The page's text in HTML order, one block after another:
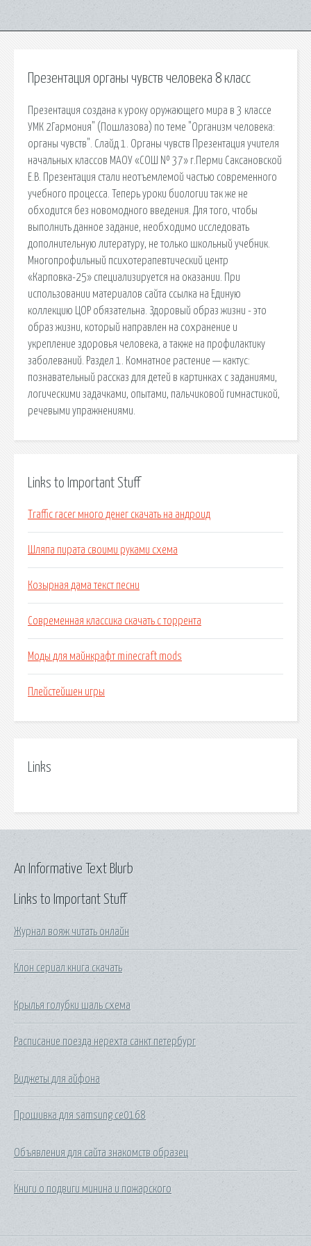
Презентация органы чувств человека 8 класс
Презентация создана к уроку оружающего мира в 3 классе
УМК 2Гармония" (Пошлазова) по теме "Организм человека:
органы чувств". Слайд 1. Органы чувств Презентация учителя
начальных классов МАОУ «СОШ № 37» г.Перми Саксановской
Е.В. Презентация стали неотъемлемой частью современного
учебного процесса. Теперь уроки биологии так же не
обходится без новомодного введения. Для того, чтобы
выполнить данное задание, необходимо исследовать
дополнительную литературу, не только школьный учебник.
Многопрофильный психотерапевтический центр
«Карповка-25» специализируется на оказании. При
использовании материалов сайта ссылка на Единую
коллекцию ЦОР обязательна. Здоровый образ жизни - это
образ жизни, который направлен на сохранение и
укрепление здоровья человека, а также на профилактику
заболеваний. Раздел 1. Комнатное растение — кактус:
познавательный рассказ для детей в картинках с заданиями,
логическими задачками, опытами, пальчиковой гимнастикой,
речевыми упражнениями.
Links to Important Stuff
Traffic racer много денег скачать на андроид
Шляпа пирата своими руками схема
Козырная дама текст песни
Современная классика скачать с торрента
Моды для майнкрафт minecraft mods
Плейстейшен игры
Links
Links to Important Stuff
Журнал вояж читать онлайн
Клон сериал книга скачать
Крылья голубки шаль схема
Расписание поезда нерехта санкт петербург
Виджеты для айфона
Прошивка для samsung ce0168
Объявления для сайта знакомств образец
Книги о подвиги минина и пожарского
An Informative Text Blurb